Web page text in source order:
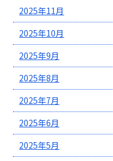
2025年11月
2025年10月
2025年9月
2025年8月
2025年7月
2025年6月
2025年5月